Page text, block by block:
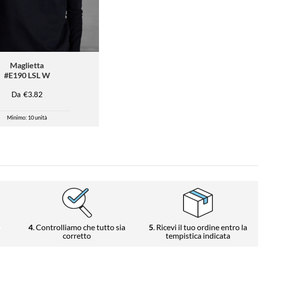
Maglietta
#E190 LSL W
Da €3.82
Minimo: 10 unità
4. Controlliamo che tutto sia
corretto
5. Ricevi il tuo ordine entro la
tempistica indicata